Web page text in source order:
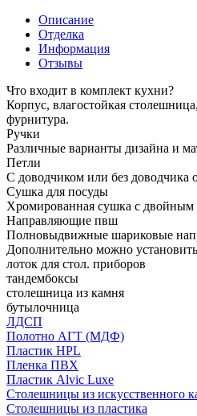
Описание
Отделка
Информация
Отзывы
Что входит в комплект кухни?
Корпус, влагостойкая
фурнитура.
Ручки
Различные варианты дизайна и
Петли
С доводчиком или без доводчика
Сушка для посуды
Хромированная сушка с
Направляющие пвш
Полновыдвижные шариковые
Дополнительно можно установить
лоток для стол. приборов
тандембоксы
столешница из камня
бутылочница
ЛДСП
Полотно АГТ (МДФ)
Пластик HPL
Пленка ПВХ
Пластик Alvic Luxe
Столешницы из искусственного
Столешницы из пластика